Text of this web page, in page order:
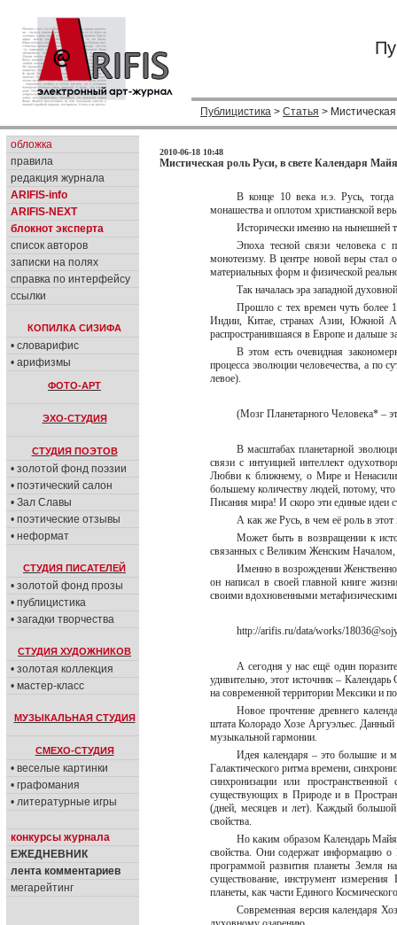
Публицистика > Статья >
обложка
правила
редакция журнала
ARIFIS-info
ARIFIS-NEXT
блокнот эксперта
список авторов
записки на полях
справка по интерфейсу
ссылки
КОПИЛКА СИЗИФА
• словарифис
• арифизмы
ФОТО-АРТ
ЭХО-СТУДИЯ
СТУДИЯ ПОЭТОВ
• золотой фонд поэзии
• поэтический салон
• Зал Славы
• поэтические отзывы
• неформат
СТУДИЯ ПИСАТЕЛЕЙ
• золотой фонд прозы
• публицистика
• загадки творчества
СТУДИЯ ХУДОЖНИКОВ
• золотая коллекция
• мастер-класс
МУЗЫКАЛЬНАЯ СТУДИЯ
СМЕХО-СТУДИЯ
• веселые картинки
• графомания
• литературные игры
конкурсы журнала
ЕЖЕДНЕВНИК
лента комментариев
мегарейтинг
2010-06-18 10:48
Мистическая роль Руси, в свете Календаря
В конце 10 века н.э. Русь, тогда
монашества и оплотом христианской
Исторически именно на нынешней
Эпоха тесной связи человека с
монотеизму. В центре новой веры стал
материальных форм и физической
Так началась эра западной
Прошло с тех времен чуть более
Индии, Китае, странах Азии, Южной
распространившаяся в Европе и дальше
В этом есть очевидная
процесса эволюции человечества, а по
левое).
(Мозг Планетарного Человека* –
В масштабах планетарной
связи с интуицией интеллект
Любви к ближнему, о Мире и
большему количеству людей, потому,
Писания мира! И скоро эти единые идеи
А как же Русь, в чем её роль в
Может быть в возвращении к
связанных с Великим Женским Началом,
Именно в возрождении
он написал в своей главной книге
своими вдохновенными
http://arifis.ru/data/works/
А сегодня у нас ещё один
удивительно, этот источник –
на современной территории Мексики и
Новое прочтение древнего
штата Колорадо Хозе Аргуэльес. Данный
музыкальной гармонии.
Идея календаря – это большие и
Галактического ритма времени,
синхронизации или
существующих в Природе и в
(дней, месяцев и лет). Каждый большой
свойства.
Но каким образом Календарь Майя
свойства. Они содержат информацию о
программой развития планеты Земля
существование, инструмент
планеты, как части Единого
Современная версия календаря